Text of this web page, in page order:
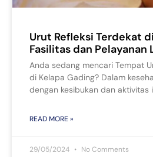
Urut Refleksi Terdekat
Fasilitas dan Pelayanan
Anda sedang mencari Tempat
di Kelapa Gading? Dalam
dengan kesibukan dan aktivitas
READ MORE »
29/05/2024 No Comments